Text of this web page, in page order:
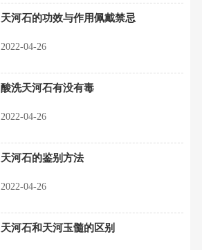
天河石的功效与作用佩戴禁忌
2022-04-26
酸洗天河石有没有毒
2022-04-26
天河石的鉴别方法
2022-04-26
天河石和天河玉髓的区别